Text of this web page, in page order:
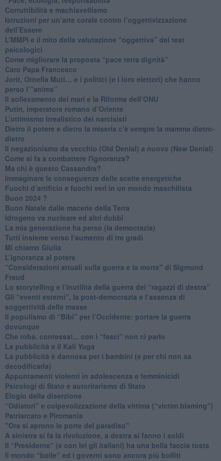
​Corruttibilità e machiavellismo
Istruzioni per un’arte corale contro l’oggettivizzazione
dell’Essere
​L’MMPI e il mito della valutazione “oggettiva” dei test
psicologici
Come migliorare la proposta “pace terra dignità”
Caro Papa Francesco
​Jorit, Ornella Muti… e i politici (e i loro elettori) che hanno
perso l’”anima”
​Il sollevamento dei mari e la Riforma dell’ONU
Putin, imperatore romano d’Oriente
​L’ottimismo irrealistico dei narcisisti
​Dietro il potere e dietro la miseria c’è sempre la mamma dietro-
dietro
Il negazionismo da vecchio (Old Denial) a nuovo (New Denial)
Come si fa a combattere l'ignoranza?
Ma chi è questo Cassandra?
Immaginare le conseguenze delle scelte energetiche
​Fuochi d’artificio e fuochi veri in un mondo maschilista
Buon 2024 ?
​Buon Natale dalle macerie della Terra
​Idrogeno vs nucleare ed altri dubbi
​La mia generazione ha perso (la democrazia)
​Tutti insieme verso l’aumento di tre gradi
Mi chiamo Giulia
L’ignoranza al potere
​“Considerazioni attuali sulla guerra e la morte" di Sigmund
Freud
​Lo storytelling e l’inutilità della guerra dei “ragazzi di destra”
​Gli “eventi esterni”, la post-democrazia e l’assenza di
soggettività delle masse
​Il populismo di “Bibi” per l’Occidente: portare la guerra
dovunque
​Che roba, contessa!... con i “fasci” non ci parlo
La pubblicità e il Kali Yuga
​La pubblicità è dannosa per i bambini (e per chi non sa
decodificarla)
​Appuntamenti violenti in adolescenza e femminicidi
​Psicologi di Stato e autoritarismo di Stato
Elogio della diserzione
“Odiatori” e colpevolizzazione della vittima (“victim blaming”)
​Patriarcato e Piromania
"Ora si aprono le porte del paradiso"
​A sinistra si fa la rivoluzione, a destra si fanno i soldi
​Il “Presidente” (e con lei gli italiani) ha una bella faccia tosta
​Il mondo “bolle” ed i governi sono ancora più bolliti